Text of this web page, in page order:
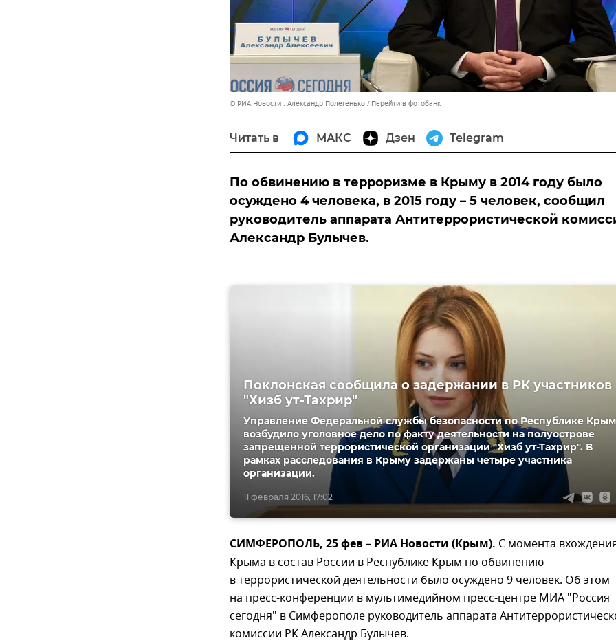
© РИА Новости . Александр Полегенько Перейти в фотобанк
Читать в МАКС Дзен Telegram
По обвинению в терроризме в Крыму в 2014 году было
осуждено 4 человека, в 2015 году – 5 человек, сообщил
руководитель аппарата Антитеррористической
Александр Булычев.
11 февраля 2016, 17:02
Поклонская сообщила о задержании в РК участников
"Хизб ут-Тахрир"
Управление Федеральной службы безопасности по Республике Крым
возбудило уголовное дело по факту деятельности на полуострове
запрещенной террористической организации "Хизб ут-Тахрир". В
рамках расследования в Крыму задержаны четыре участника
организации.
СИМФЕРОПОЛЬ, 25 фев – РИА Новости (Крым). С момента
Крыма в состав России в Республике Крым по обвинению
в террористической деятельности было осуждено 9 человек. Об этом
на пресс-конференции в мультимедийном пресс-центре МИА "Россия
сегодня" в Симферополе руководитель аппарата
комиссии РК Александр Булычев.